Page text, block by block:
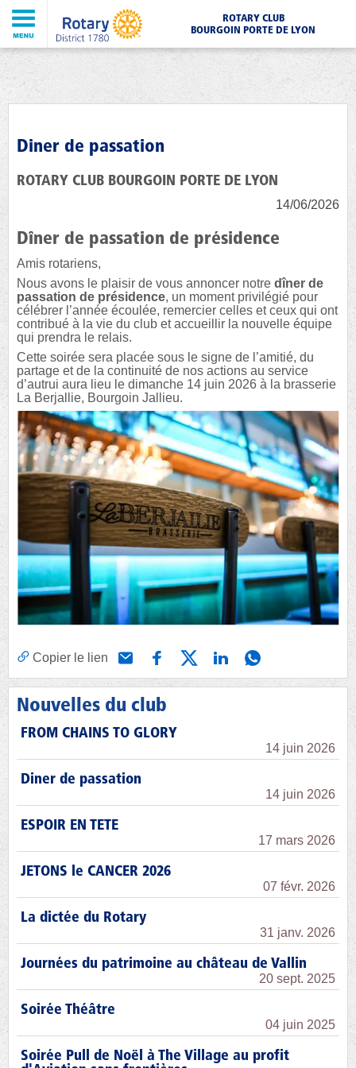
ROTARY CLUB
BOURGOIN PORTE DE LYON
Diner de passation
ROTARY CLUB BOURGOIN PORTE DE LYON
14/06/2026
Dîner de passation de présidence
Amis rotariens,
Nous avons le plaisir de vous annoncer notre dîner de
passation de présidence, un moment privilégié pour
célébrer l’année écoulée, remercier celles et ceux qui ont
contribué à la vie du club et accueillir la nouvelle équipe
qui prendra le relais.
Cette soirée sera placée sous le signe de l’amitié, du
partage et de la continuité de nos actions au service
d’autrui aura lieu le dimanche 14 juin 2026 à la brasserie
La Berjallie, Bourgoin Jallieu.
Copier le lien
Nouvelles du club
FROM CHAINS TO GLORY
14 juin 2026
Diner de passation
14 juin 2026
ESPOIR EN TETE
17 mars 2026
JETONS le CANCER 2026
07 févr. 2026
La dictée du Rotary
31 janv. 2026
Journées du patrimoine au château de Vallin
20 sept. 2025
Soirée Théâtre
04 juin 2025
Soirée Pull de Noël à The Village au profit